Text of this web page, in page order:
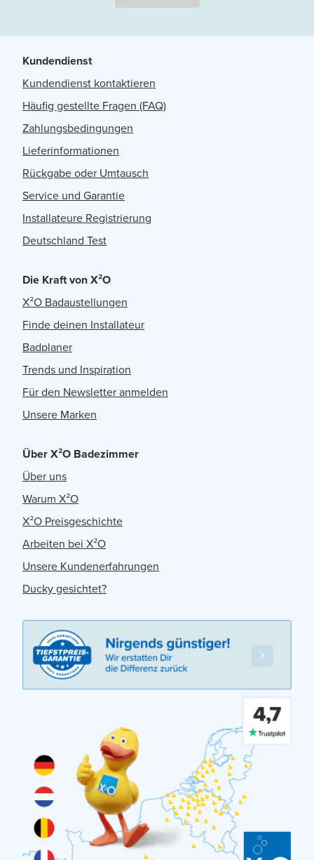
Kundendienst
Kundendienst kontaktieren
Häufig gestellte Fragen (FAQ)
Zahlungsbedingungen
Lieferinformationen
Rückgabe oder Umtausch
Service und Garantie
Installateure Registrierung
Deutschland Test
Die Kraft von X²O
X²O Badaustellungen
Finde deinen Installateur
Badplaner
Trends und Inspiration
Für den Newsletter anmelden
Unsere Marken
Über X²O Badezimmer
Über uns
Warum X²O
X²O Preisgeschichte
Arbeiten bei X²O
Unsere Kundenerfahrungen
Ducky gesichtet?